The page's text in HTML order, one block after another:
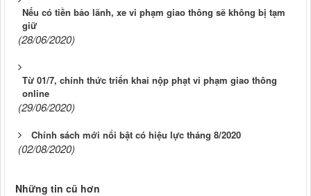
Nếu có tiền bảo lãnh, xe vi phạm giao thông sẽ không bị tạm
giữ
(28/06/2020)
Từ 01/7, chính thức triển khai nộp phạt vi phạm giao thông
online
(29/06/2020)
Chính sách mới nổi bật có hiệu lực tháng 8/2020
(02/08/2020)
Những tin cũ hơn